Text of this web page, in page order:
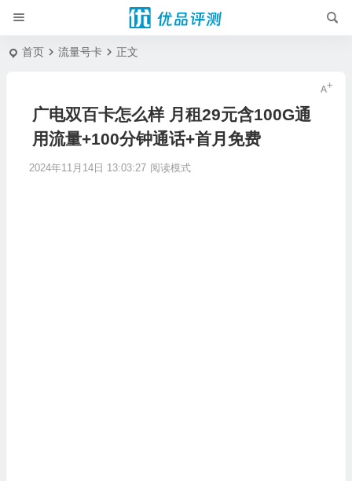
首页 流量号卡 正文
广电双百卡怎么样 月租29元含100G通
用流量+100分钟通话+首月免费
2024年11月14日 13:03:27 阅读模式